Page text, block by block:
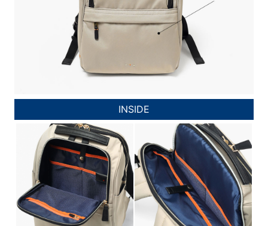
INSIDE